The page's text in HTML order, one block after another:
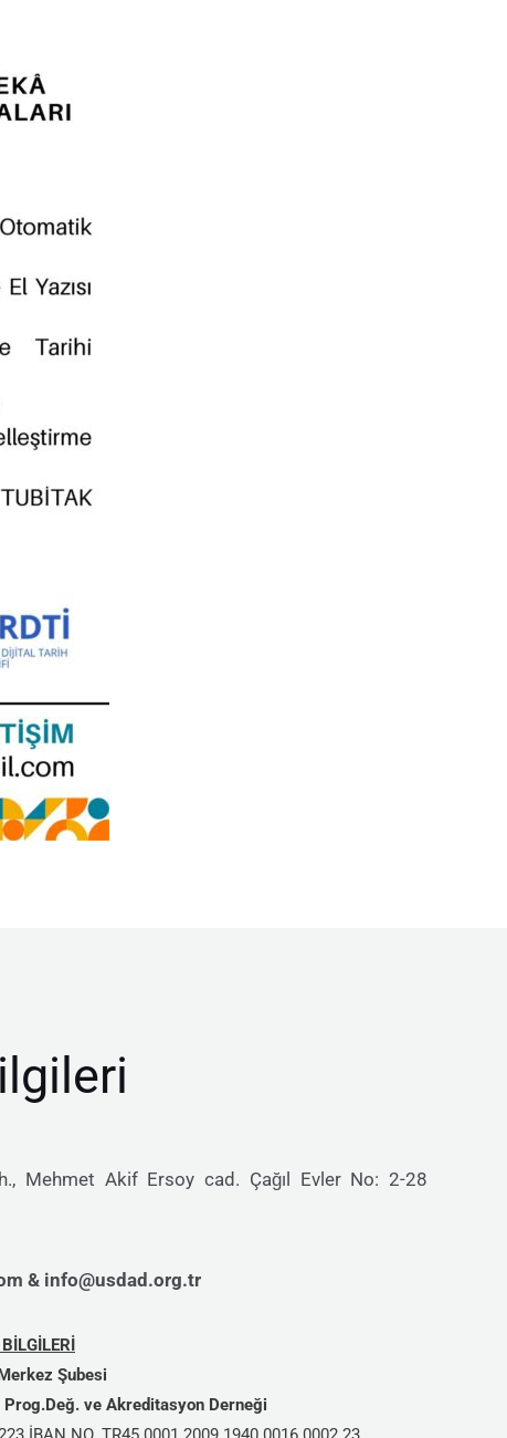
Mehmet Akif Ersoy cad. Çağıl Evler No: 2-28
& info@usdad.org.tr
Şubesi
ve Akreditasyon Derneği